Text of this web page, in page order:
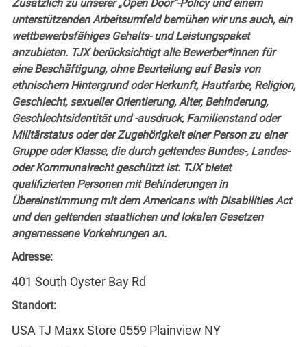
Zusätzlich zu unserer „Open Door“-Policy und einem
unterstützenden Arbeitsumfeld bemühen wir uns auch, ein
wettbewerbsfähiges Gehalts- und Leistungspaket
anzubieten. TJX berücksichtigt alle Bewerber*innen für
eine Beschäftigung, ohne Beurteilung auf Basis von
ethnischem Hintergrund oder Herkunft, Hautfarbe, Religion,
Geschlecht, sexueller Orientierung, Alter, Behinderung,
Geschlechtsidentität und -ausdruck, Familienstand oder
Militärstatus oder der Zugehörigkeit einer Person zu einer
Gruppe oder Klasse, die durch geltendes Bundes-, Landes-
oder Kommunalrecht geschützt ist. TJX bietet
qualifizierten Personen mit Behinderungen in
Übereinstimmung mit dem Americans with Disabilities Act
und den geltenden staatlichen und lokalen Gesetzen
angemessene Vorkehrungen an.
Adresse:
401 South Oyster Bay Rd
Standort:
USA TJ Maxx Store 0559 Plainview NY